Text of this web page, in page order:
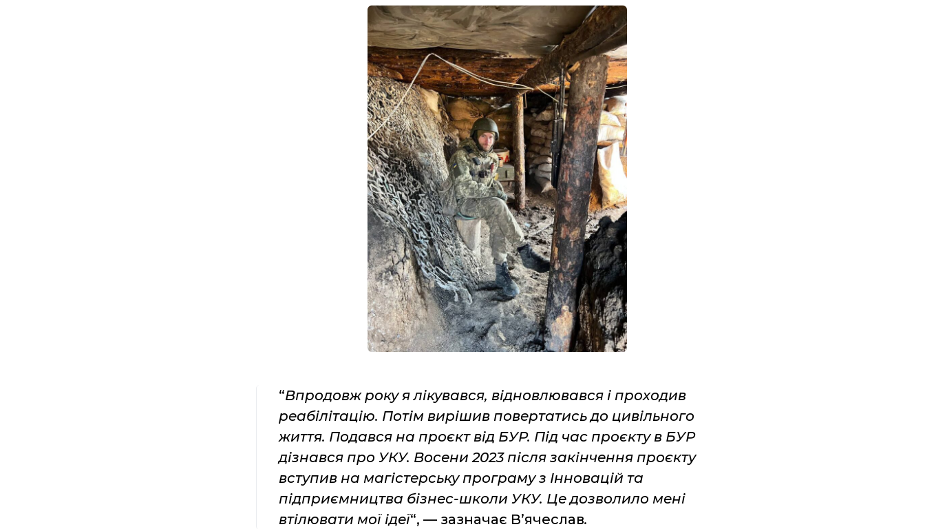
“Впродовж року я лікувався, відновлювався і проходив
реабілітацію. Потім вирішив повертатись до цивільного
життя. Подався на проєкт від БУР. Під час проєкту в БУР
дізнався про УКУ. Восени 2023 після закінчення проєкту
вступив на магістерську програму з Інновацій та
підприємництва бізнес-школи УКУ. Це дозволило мені
втілювати мої ідеї“, — зазначає В’ячеслав.